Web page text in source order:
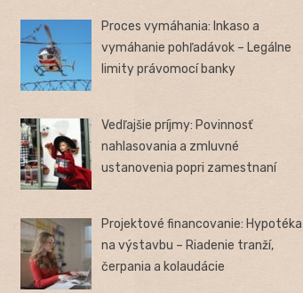
Proces vymáhania: Inkaso a
vymáhanie pohľadávok – Legálne
limity právomocí banky
Vedľajšie príjmy: Povinnosť
nahlasovania a zmluvné
ustanovenia popri zamestnaní
Projektové financovanie: Hypotéka
na výstavbu – Riadenie tranží,
čerpania a kolaudácie